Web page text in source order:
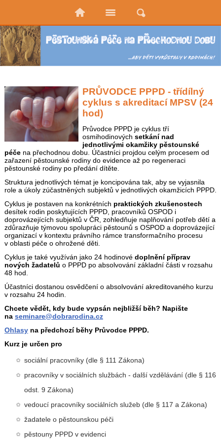
PRŮVODCE PPPD - třídílný
cyklus s akreditací MPSV (24
hod)
Průvodce PPPD je cyklus tří
osmihodinových setkání nad
jednotlivými okamžiky pěstounské
péčena přechodnou dobu. Účastníci projdou celým procesem od
zařazení pěstounské rodiny do evidence až po regeneraci
pěstounské rodiny po předání dítěte.
Struktura jednotlivých témat je koncipována tak, aby se vyjasnila
role a úkoly zúčastněných subjektů v jednotlivých okamžicích PPPD.
Cyklus je postaven na konkrétních praktických zkušenostech
desítek rodin poskytujících PPPD, pracovníků OSPOD i
doprovázejících subjektů v ČR, zohledňuje naplňování potřeb dětí a
zdůrazňuje týmovou spolupráci pěstounů s OSPOD a doprovázející
organizací v kontextu právního rámce transformačního procesu
v oblasti péče o ohrožené děti.
Cyklus je také využíván jako 24 hodinové doplnění příprav
nových žadatelů o PPPD po absolvování základní části v rozsahu
48 hod.
Účastníci dostanou osvědčení o absolvování akreditovaného kurzu
v rozsahu 24 hodin.
Chcete vědět, kdy bude vypsán nejbližší běh? Napište
na seminare@dobrarodina.cz
Ohlasyna předchozí běhy Průvodce PPPD.
Kurz je určen pro
sociální pracovníky (dle § 111 Zákona)
pracovníky v sociálních službách - další vzdělávání (dle § 116
odst. 9 Zákona)
vedoucí pracovníky sociálních služeb (dle § 117 a Zákona)
žadatele o pěstounskou péči
pěstouny PPPD v evidenci